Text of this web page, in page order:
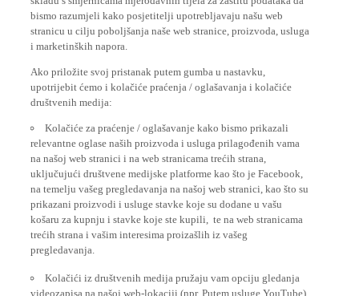
bismo razumjeli kako posjetitelji upotrebljavaju našu web
stranicu u cilju poboljšanja naše web stranice, proizvoda, usluga
i marketinških napora.
upotrijebit ćemo i kolačiće praćenja / oglašavanja i kolačiće
društvenih medija:
relevantne oglase naših proizvoda i usluga prilagođenih vama
na našoj web stranici i na web stranicama trećih strana,
uključujući društvene medijske platforme kao što je Facebook,
na temelju vašeg pregledavanja na našoj web stranici, kao što su
prikazani proizvodi i usluge stavke koje su dodane u vašu
košaru za kupnju i stavke koje ste kupili, te na web stranicama
trećih strana i vašim interesima proizašlih iz vašeg
pregledavanja.
videozapisa na našoj web-lokaciji (npr. Putem usluge YouTube),